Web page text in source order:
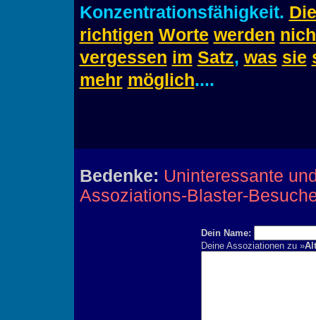
Konzentrationsfähigkeit. Die
richtigen Worte werden
vergessen im Satz, was sie
mehr möglich....
Bedenke: Uninteressante
Assoziations-Blaster-
Dein Name:
Deine Assoziationen zu »